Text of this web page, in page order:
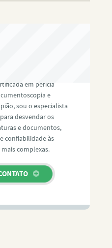
em perícia
e
sou o especialista
desvendar os
e documentos,
confiabilidade às
complexas.